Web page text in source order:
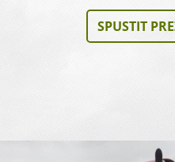
SPUSTIT